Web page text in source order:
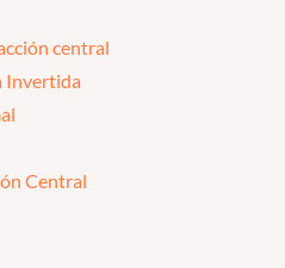
central
Invertida
Central